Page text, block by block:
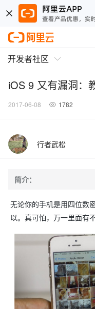
开发者社区
iOS 9 又有漏洞：
2017-06-08 1782
行者武松
简介：
无论你的手机是用四位数
以。真可怕，万一里面有